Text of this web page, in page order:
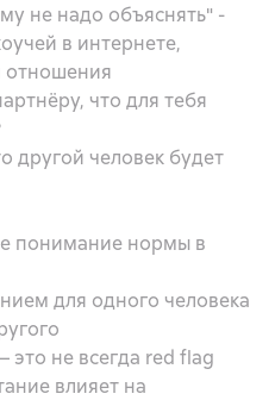
не надо объяснять" -
в интернете,
отношения
что для тебя
другой человек будет
понимание нормы в
для одного человека
не всегда red flag
влияет на